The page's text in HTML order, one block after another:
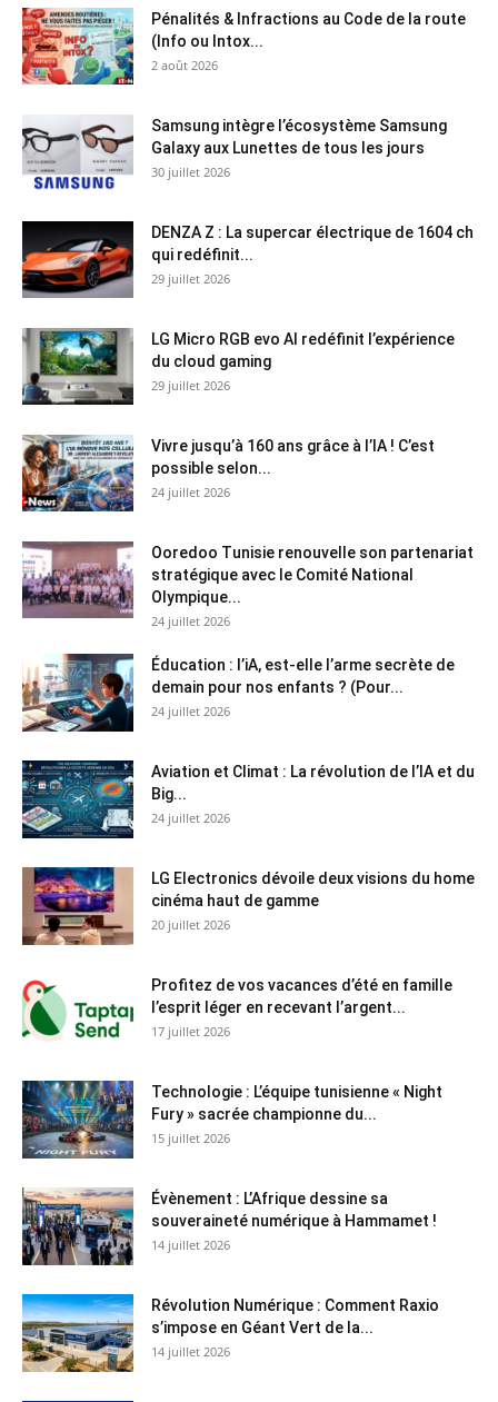
Pénalités & Infractions au Code de la route
(Info ou Intox...
2 août 2026
Samsung intègre l’écosystème Samsung
Galaxy aux Lunettes de tous les jours
30 juillet 2026
DENZA Z : La supercar électrique de 1604 ch
qui redéfinit...
29 juillet 2026
LG Micro RGB evo AI redéfinit l’expérience
du cloud gaming
29 juillet 2026
Vivre jusqu’à 160 ans grâce à l’IA ! C’est
possible selon...
24 juillet 2026
Ooredoo Tunisie renouvelle son partenariat
stratégique avec le Comité National
Olympique...
24 juillet 2026
Éducation : l’iA, est-elle l’arme secrète de
demain pour nos enfants ? (Pour...
24 juillet 2026
Aviation et Climat : La révolution de l’IA et du
Big...
24 juillet 2026
LG Electronics dévoile deux visions du home
cinéma haut de gamme
20 juillet 2026
Profitez de vos vacances d’été en famille
l’esprit léger en recevant l’argent...
17 juillet 2026
Technologie : L’équipe tunisienne « Night
Fury » sacrée championne du...
15 juillet 2026
Évènement : L’Afrique dessine sa
souveraineté numérique à Hammamet !
14 juillet 2026
Révolution Numérique : Comment Raxio
s’impose en Géant Vert de la...
14 juillet 2026